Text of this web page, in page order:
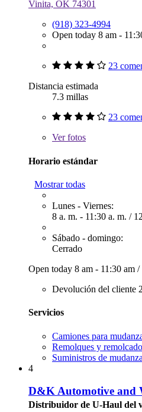
Vinita, OK 74301
(918) 323-4994
Open today 8 am -
23
Distancia estimada
7.3 millas
23
Verfotos
Horario estándar
Mostrar todas
Lunes - Viernes:
8 a. m. - 11:30 a. m. /
Sábado - domingo:
Cerrado
Open today 8 am - 11:30 am /
Devolución del cliente
Servicios
Camiones para
Remolques y remolcado
Suministros de mudanza
4
D&K Automotive and
Distribuidor de U-Haul del